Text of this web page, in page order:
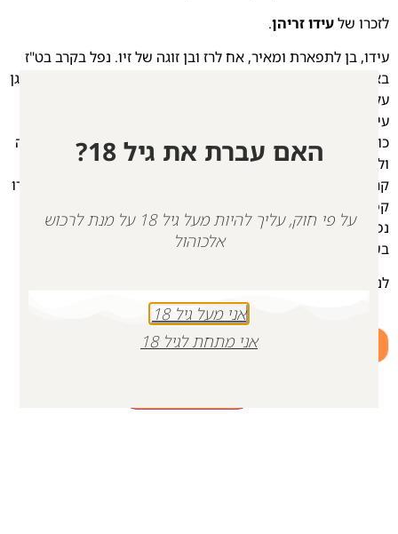
לזכרו שלעידו זריהן.
עידו, בן לתפארת ומאיר, אח לרז ובן זוגה של זיו. נפל בקרב בט"ז
באדר א' תשפ"ד. בן 20 בנופלו. נהרג על קידוש ה’ בעת שהציל והגן
על חבריו בעזה 2024
עידו הביא איתו אנרגיה של שמחה, חיוך ומוסיקה שסחפה את
כולם. ניחן ברגישות ותבונה לראות את האחר, אהב חברים, גיטרה
ולהנות מהחיים! עידו שירת בסיירת גבעתי כלוחם-חוד וכחובש
קרבי בעורב. ב 24/02/2024- הותקלו חבריו לצוות במחבלים, עידו
קפץ מבלי לחשוב פעמיים לסייע ולחלץ אותם, שם
נפגע ונהרג במקום. משימתנו להמשיך את דרכו, להיות תמיד
בשמחה, ובכל הזדמנות להרים לחיים- לעידו.
לנצח נתגעגע, לנצח נזכור אותך גיבור שלנו ושל כל עם ישראל.
האם עברת את גיל 18?
על פי חוק, עליך להיות מעל גיל 18 על מנת לרכוש
אלכוהול
אני מעל גיל 18
אני מתחת לגיל 18